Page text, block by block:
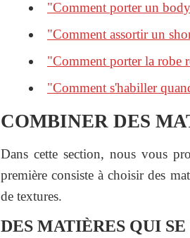
"Comment porter un
"Comment assortir un
"Comment porter la robe
"Comment s'habiller
COMBINER DES
Dans cette section, nous vous
première consiste à choisir des
de textures.
DES MATIÈRES QUI